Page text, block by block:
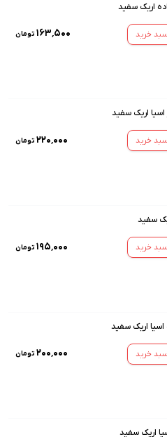
اریک سفید
سبد خرید ۱۶۳٬۵۰۰ تومان
اسیا اریک سفید
سبد خرید ۲۲۰٬۰۰۰ تومان
سفید
سبد خرید ۱۹۵٬۰۰۰ تومان
اسیا اریک سفید
سبد خرید ۲۰۰٬۰۰۰ تومان
اریک سفید